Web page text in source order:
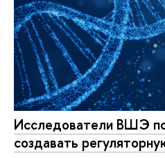
Исследователи ВШЭ
создавать